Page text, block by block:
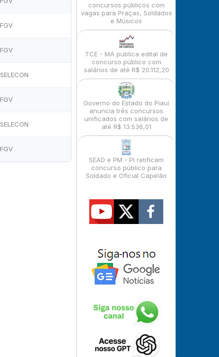
FGV
FGV
SELECON
FGV
SELECON
FGV
concursos públicos com
vagas para Praças, Soldados
e Músicos
TCE - MA publica edital de
concurso público com
salários de até R$ 20.112,20
Governo do Estado do Piauí
anuncia três concursos
unificados com salários de
até R$ 13.536,01
SEAD e PM - PI retificam
concurso público para
Soldado e Oficial Capelão